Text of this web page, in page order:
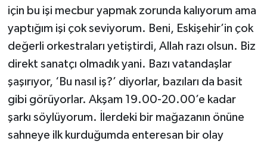
için bu işi mecbur yapmak zorunda kalıyorum ama
yaptığım işi çok seviyorum. Beni, Eskişehir’in çok
değerli orkestraları yetiştirdi, Allah razı olsun. Biz
direkt sanatçı olmadık yani. Bazı vatandaşlar
şaşırıyor, ‘Bu nasıl iş?’ diyorlar, bazıları da basit
gibi görüyorlar. Akşam 19.00-20.00’e kadar
şarkı söylüyorum. İlerdeki bir mağazanın önüne
sahneye ilk kurduğumda enteresan bir olay